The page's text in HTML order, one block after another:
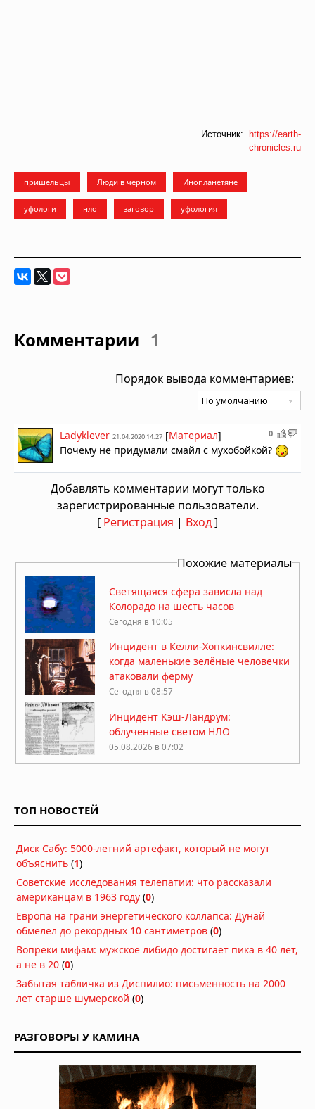
Источник:
https://earth-
chronicles.ru
пришельцы Люди в черном Инопланетяне
уфологи нло заговор уфология
Комментарии 1
Порядок вывода комментариев:
0
Ladyklever 21.04.2020 14:27 [Материал]
Почему не придумали смайл с мухобойкой?
Добавлять комментарии могут только
зарегистрированные пользователи.
[ Регистрация | Вход]
Похожие материалы
Светящаяся сфера зависла над
Колорадо на шесть часов
Сегодня в 10:05
Инцидент в Келли-Хопкинсвилле:
когда маленькие зелёные человечки
атаковали ферму
Сегодня в 08:57
Инцидент Кэш-Ландрум:
облучённые светом НЛО
05.08.2026 в 07:02
«летающей тарелке» на подходе к
03.08.2026 в 15:34
Многомерная реальность: что
предложил Нил Деграсс Тайсон для
объяснения неопознанных явлений
Римский легионер из света:
бразильской учительницы
02.08.2026 в 09:42
прилетают, а потому что никогда не
улетали — новая гипотеза физика
02.08.2026 в 09:28
Жак Валле посвятил расследованию
НЛО 70 лет. Его последний дневник
ТОП НОВОСТЕЙ
Диск Сабу: 5000-летний артефакт, который не могут
объяснить (1)
Советские исследования телепатии: что рассказали
американцам в 1963 году (0)
Европа на грани энергетического коллапса: Дунай
обмелел до рекордных 10 сантиметров (0)
Вопреки мифам: мужское либидо достигает пика в 40 лет,
а не в 20 (0)
Забытая табличка из Диспилио: письменность на 2000
лет старше шумерской (0)
РАЗГОВОРЫ У КАМИНА